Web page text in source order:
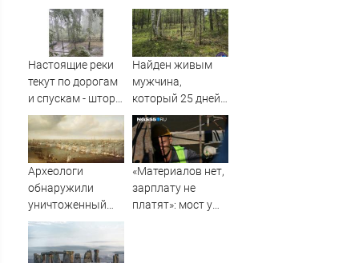
готова стать
президентом
Франции. Что это
даст России
на знакомого
Настоящие реки
текут по дорогам
и спускам - шторм
«нарезал задач»
горожанам и
службам
Сызрани
Найден живым
мужчина,
который 25 дней
блуждал по тайге
(ФОТО)
Археологи
обнаружили
уничтоженный
эскадрой
Нельсона
легендарный
«Материалов нет,
зарплату не
платят»: мост у